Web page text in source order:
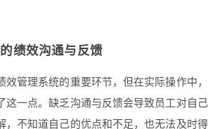
绩效沟通与反馈
效管理系统的重要环节，但在实际操作中，
这一点。缺乏沟通与反馈会导致员工对自己
，不知道自己的优点和不足，也无法及时得